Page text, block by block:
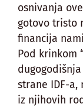
osnivanja
gotovo tristo
financija
Pod krinkom
strane IDF-a,
iz njihovih